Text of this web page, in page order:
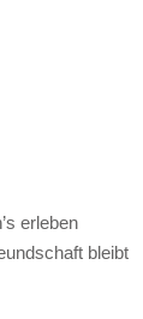
erleben
bleibt